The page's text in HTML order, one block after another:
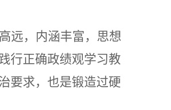
远，内涵丰富，思想
行正确政绩观学习教
要求，也是锻造过硬